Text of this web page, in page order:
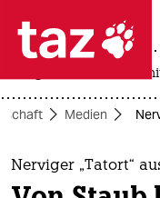
 taz
themen
Medien
Nerviger „Tatort“